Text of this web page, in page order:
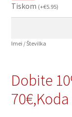
Tiskom (+€5.95)
Imei / Številka
Dobite